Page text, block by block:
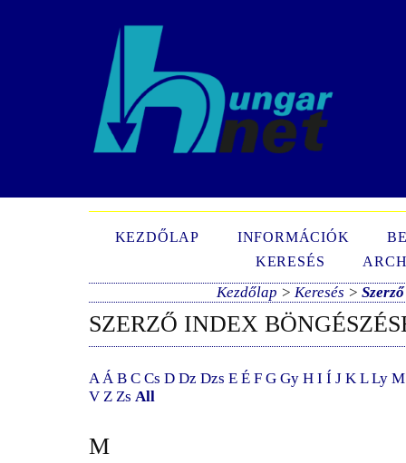
KEZDŐLAP INFORMÁCIÓK
KERESÉS
Kezdőlap > Keresés >
SZERZŐ INDEX
A Á B C Cs D Dz Dzs E É F G Gy H I Í J K L Ly M
V Z Zs All
M